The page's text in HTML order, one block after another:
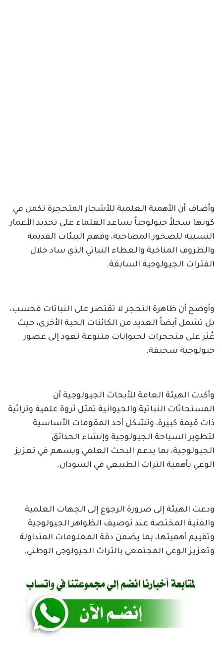
وأضاف أن الأهمية العلمية للأشجار المتحجرة تكمن في
كونها سجلاً جيولوجياً يساعد العلماء على تحديد الأعمار
النسبية للصخور المصاحبة، وفهم البيئات القديمة
والظروف المناخية والغطاء النباتي الذي ساد خلال
الفترات الجيولوجية السابقة.
وأوضح أن ظاهرة التحجر لا تقتصر على النباتات فحسب،
بل تشمل أيضاً العديد من الكائنات الحية الأخرى، حيث
عُثر على متحجرات لحيوانات متنوعة تعود إلى عصور
جيولوجية سحيقة.
وأكدت الهيئة العامة للأبحاث الجيولوجية أن
المستحاثات النباتية والحيوانية تمثل ثروة علمية وتراثية
ذات قيمة كبيرة، وتشكل أحد المقومات الأساسية
لتطوير السياحة الجيولوجية وإنشاء الحدائق
الجيولوجية، بما يدعم البحث العلمي ويسهم في تعزيز
الوعي بأهمية التراث الطبيعي في السودان.
ودعت الهيئة إلى ضرورة الرجوع إلى الجهات العلمية
والفنية المختصة عند توصيف الظواهر الجيولوجية
وتقييم أهميتها، بما يضمن دقة المعلومات المتداولة
وتعزيز الوعي المجتمعي بالتراث الجيولوجي الوطني.